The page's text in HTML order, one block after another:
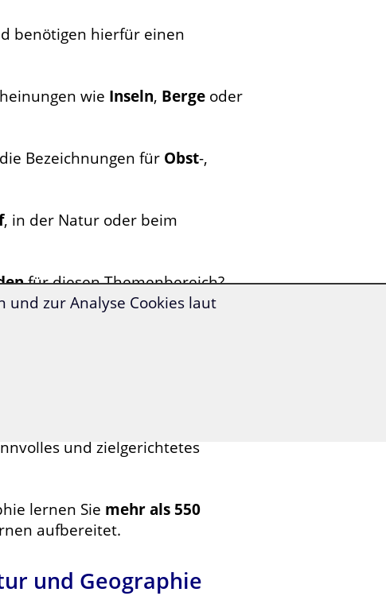
benötigen hierfür einen
wie Inseln, Berge oder
Bezeichnungen für Obst-,
, in der Natur oder beim
für diesen Themenbereich?
und zielgerichtetes
lernen Sie mehr als 550
aufbereitet.
und Geographie
und zur Analyse Cookies laut